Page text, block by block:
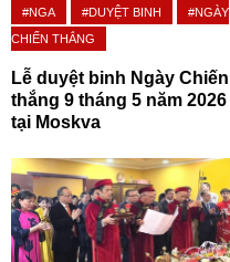
#NGA #DUYỆT BINH
#NGÀY
CHIẾN THẮNG
Lễ duyệt binh Ngày Chiến
thắng 9 tháng 5 năm 2026
tại Moskva